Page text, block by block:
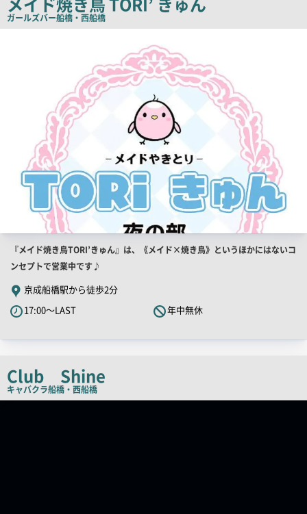
コ
ピ
ガールズバー船橋・西船橋
店
舗
PR
キ
ャ
ピ
ー
『メイド焼き鳥TORI’きゅん』は、《メイド×焼き鳥》というほかにはないコ
ンセプトで営業中です♪
京成船橋駅から徒歩2分
17:00～LAST
年中無休
Club Shine
キャバクラ船橋・西船橋
店